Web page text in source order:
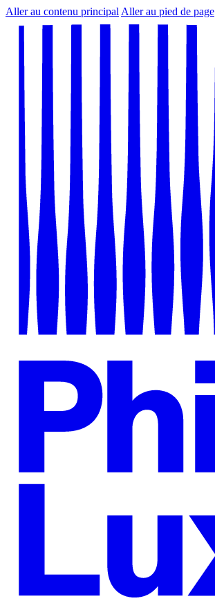
Aller au contenu principal Aller au pied de page